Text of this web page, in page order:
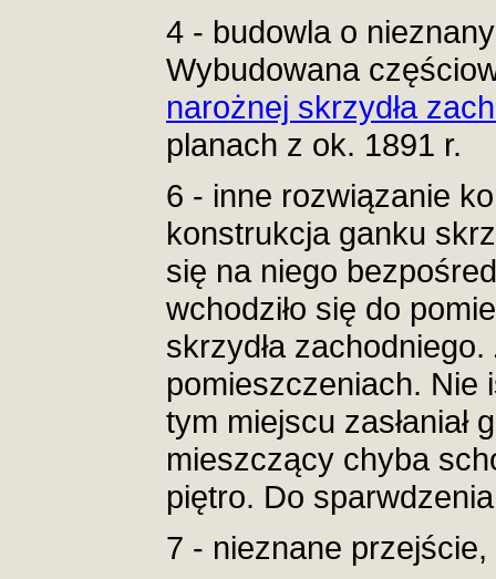
4 - budowla o
Wybudowana
narożnej skrzydła
planach z ok. 1891 r.
6 - inne rozwiązanie
konstrukcja ganku
się na niego
wchodziło się do
skrzydła
pomieszczeniach. Nie
tym miejscu zasłaniał
mieszczący chyba
piętro. Do sparwdzenia
7 - nieznane